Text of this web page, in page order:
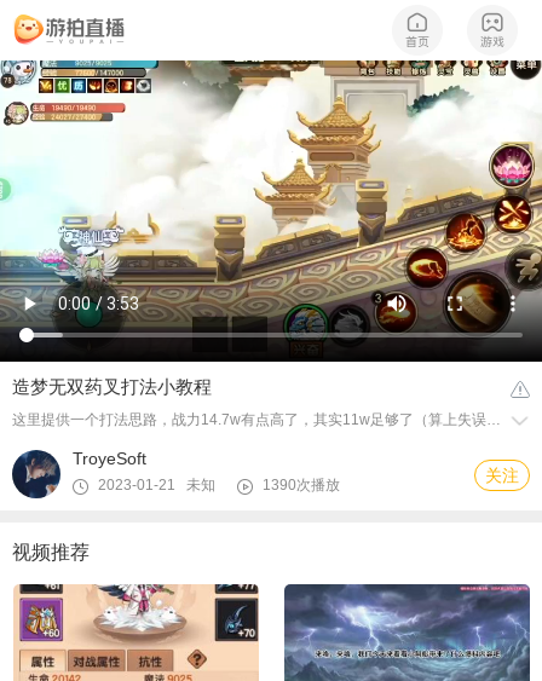
造梦无双药叉打法小教程
这里提供一个打法思路，战力14.7w有点高了，其实11w足够了（算上失误）希望能有所帮助
TroyeSoft
2023-01-21 未知 1390次播放 关注
视频推荐